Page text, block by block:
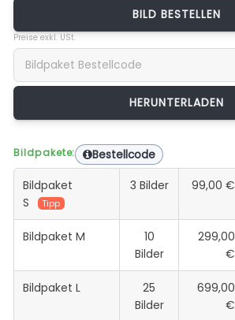
BILD BESTELLEN
Preise exkl. USt.
Bildpakete: Bestellcode
Bildpaket
S
Tipp
3 Bilder 99,00 €
Bildpaket M
10
Bilder
299,00
€
Bildpaket L
25
Bilder
699,00
€